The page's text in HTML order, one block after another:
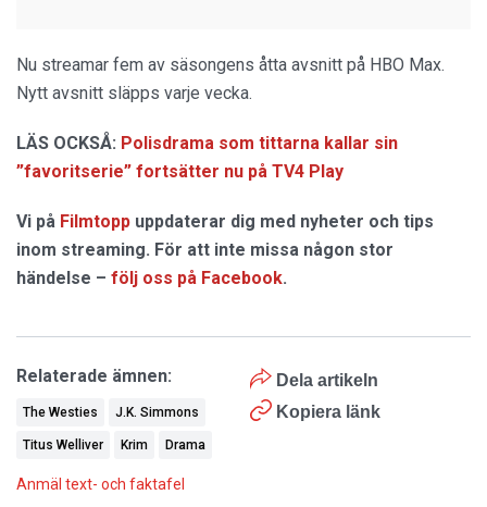
Nu streamar fem av säsongens åtta avsnitt på HBO Max.
Nytt avsnitt släpps varje vecka.
LÄS OCKSÅ: Polisdrama som tittarna kallar sin
”favoritserie” fortsätter nu på TV4 Play
Vi på Filmtopp uppdaterar dig med nyheter och tips
inom streaming. För att inte missa någon stor
händelse – följ oss på Facebook.
Dela artikeln
Kopiera länk
Relaterade ämnen:
The Westies J.K. Simmons
Titus Welliver Krim Drama
Anmäl text- och faktafel